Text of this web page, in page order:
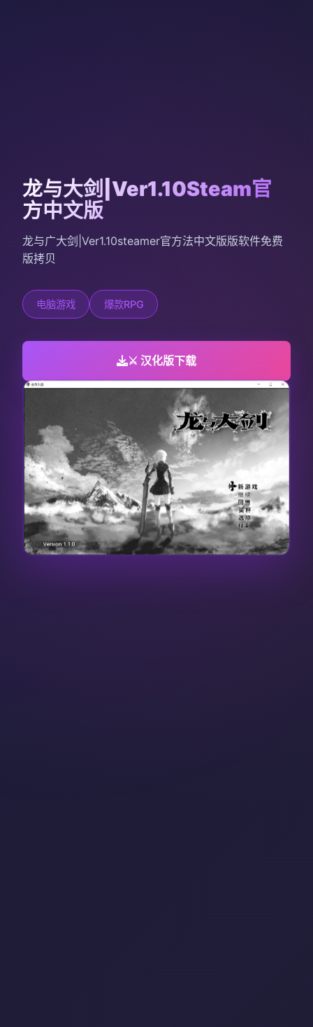
龙与大剑|Ver1.10Steam官
方中文版
龙与广大剑|Ver1.10steamer官方法中文版版软件免费
版拷贝
电脑游戏 爆款RPG
⚔️ 汉化版下载